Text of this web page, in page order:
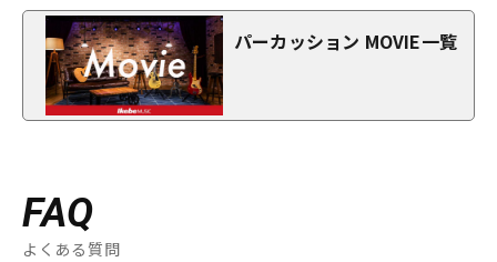
パーカッション MOVIE一覧
FAQ
よくある質問